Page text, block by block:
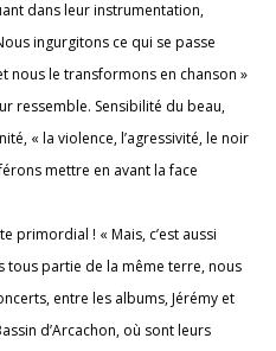
dans leur instrumentation,
ingurgitons ce qui se passe
nous le transformons en chanson »
ressemble. Sensibilité du beau,
« la violence, l’agressivité, le noir
mettre en avant la face
primordial ! « Mais, c’est aussi
partie de la même terre, nous
entre les albums, Jérémy et
d’Arcachon, où sont leurs